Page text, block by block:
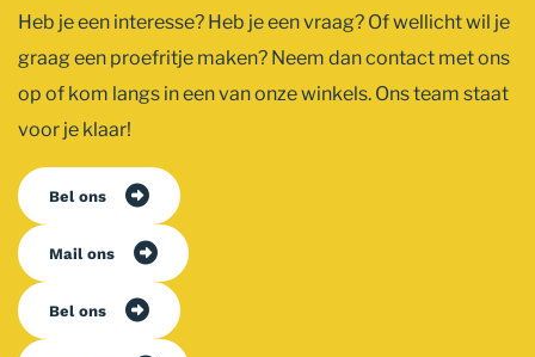
Heb je een interesse? Heb je een vraag? Of wellicht wil je
graag een proefritje maken? Neem dan contact met ons
op of kom langs in een van onze winkels. Ons team staat
voor je klaar!
Bel ons
Mail ons
Bel ons